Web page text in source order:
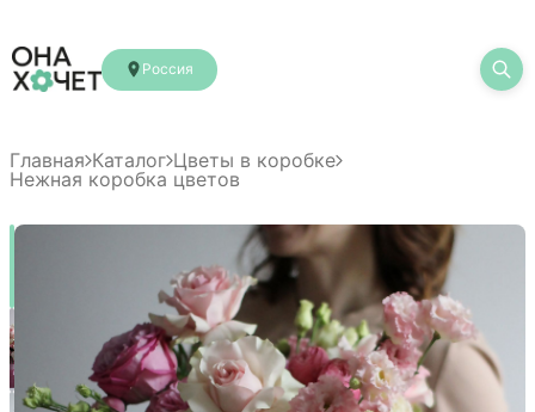
Россия
Главная Каталог Цветы в коробке
Нежная коробка цветов